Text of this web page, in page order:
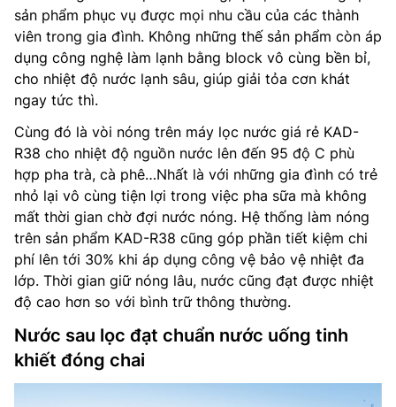
sản phẩm phục vụ được mọi nhu cầu của các thành
viên trong gia đình. Không những thế sản phẩm còn áp
dụng công nghệ làm lạnh bằng block vô cùng bền bỉ,
cho nhiệt độ nước lạnh sâu, giúp giải tỏa cơn khát
ngay tức thì.
Cùng đó là vòi nóng trên máy lọc nước giá rẻ KAD-
R38 cho nhiệt độ nguồn nước lên đến 95 độ C phù
hợp pha trà, cà phê…Nhất là với những gia đình có trẻ
nhỏ lại vô cùng tiện lợi trong việc pha sữa mà không
mất thời gian chờ đợi nước nóng. Hệ thống làm nóng
trên sản phẩm KAD-R38 cũng góp phần tiết kiệm chi
phí lên tới 30% khi áp dụng công vệ bảo vệ nhiệt đa
lớp. Thời gian giữ nóng lâu, nước cũng đạt được nhiệt
độ cao hơn so với bình trữ thông thường.
Nước sau lọc đạt chuẩn nước uống tinh
khiết đóng chai